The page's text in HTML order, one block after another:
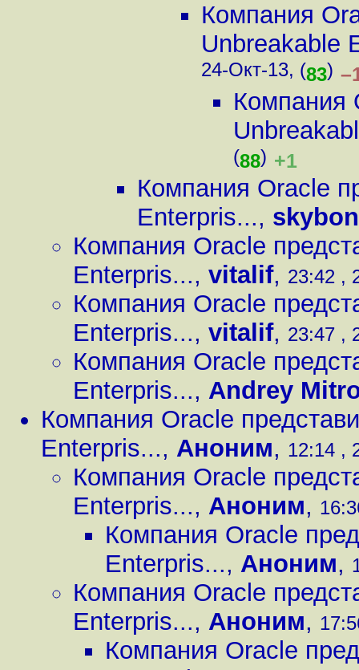
Компания
Unbreakable
24-Окт-13, (83)
Компания
(88) +1
Компания Oracle
Enterpris..., skybon
Компания Oracle
Enterpris..., vitalif, 23:42 ,
Компания Oracle
Enterpris..., vitalif, 23:47 ,
Компания Oracle
Enterpris..., Andrey
Компания Oracle
Enterpris..., Аноним, 12:14 ,
Компания Oracle
Enterpris..., Аноним,
Компания Oracle
Enterpris..., Аноним,
Компания Oracle
Enterpris..., Аноним,
Компания Oracle